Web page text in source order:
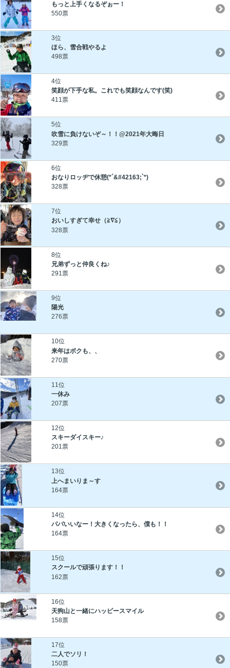
もっと上手くなるぞぉー！
550票
3位
ほら、雪合戦やるよ
498票
4位
笑顔が下手な私。これでも笑顔なんです(笑)
411票
5位
吹雪に負けないぞ～！！@2021年大晦日
329票
6位
おなりロッヂで休憩(*´&#42163;`*)
328票
7位
おいしすぎて幸せ（≧∇≦）
328票
8位
兄弟ずっと仲良くね♪
291票
9位
陽光
276票
10位
来年はボクも、、
270票
11位
一休み
207票
12位
スキーダイスキー♪
201票
13位
上へまいりま～す
164票
14位
パパいいなー！大きくなったら、僕も！！
164票
15位
スクールで頑張ります！！
162票
16位
天狗山と一緒にハッピースマイル
158票
17位
二人でソリ！
150票